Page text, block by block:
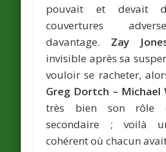
pouvait et devait
couvertures
davantage. Zay
invisible après sa
vouloir se racheter,
Greg Dortch – Michael
très bien son rôle
secondaire ; voilà
cohérent où chacun